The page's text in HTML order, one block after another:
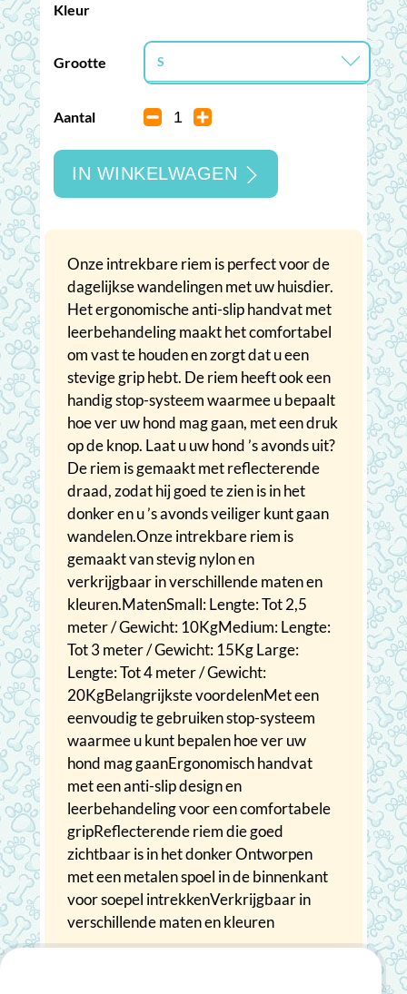
Kleur
Grootte S
L
Aantal
IN WINKELWAGEN
Onze intrekbare riem is perfect voor de
dagelijkse wandelingen met uw huisdier.
Het ergonomische anti-slip handvat met
leerbehandeling maakt het comfortabel
om vast te houden en zorgt dat u een
stevige grip hebt. De riem heeft ook een
handig stop-systeem waarmee u bepaalt
hoe ver uw hond mag gaan, met een druk
op de knop. Laat u uw hond ’s avonds uit?
De riem is gemaakt met reflecterende
draad, zodat hij goed te zien is in het
donker en u ’s avonds veiliger kunt gaan
wandelen.Onze intrekbare riem is
gemaakt van stevig nylon en
verkrijgbaar in verschillende maten en
kleuren.MatenSmall: Lengte: Tot 2,5
meter / Gewicht: 10KgMedium: Lengte:
Tot 3 meter / Gewicht: 15Kg Large:
Lengte: Tot 4 meter / Gewicht:
20KgBelangrijkste voordelenMet een
eenvoudig te gebruiken stop-systeem
waarmee u kunt bepalen hoe ver uw
hond mag gaanErgonomisch handvat
met een anti-slip design en
leerbehandeling voor een comfortabele
gripReflecterende riem die goed
zichtbaar is in het donker Ontworpen
met een metalen spoel in de binnenkant
voor soepel intrekkenVerkrijgbaar in
verschillende maten en kleuren